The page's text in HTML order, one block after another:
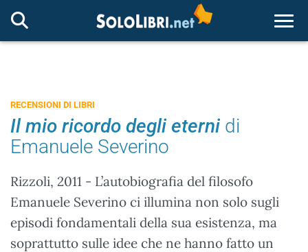
RECENSIONI DI LIBRI
Il mio ricordo degli eterni di
Emanuele Severino
Rizzoli, 2011 - L’autobiografia del filosofo
Emanuele Severino ci illumina non solo sugli
episodi fondamentali della sua esistenza, ma
soprattutto sulle idee che ne hanno fatto un